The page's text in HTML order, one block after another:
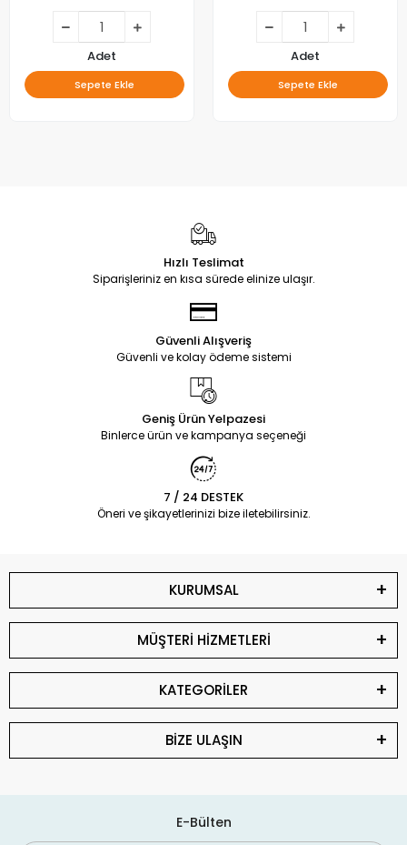
Adet
Sepete Ekle
Adet
Sepete Ekle
Hızlı Teslimat
Siparişleriniz en kısa sürede elinize ulaşır.
Güvenli Alışveriş
Güvenli ve kolay ödeme sistemi
Geniş Ürün Yelpazesi
Binlerce ürün ve kampanya seçeneği
7 / 24 DESTEK
Öneri ve şikayetlerinizi bize iletebilirsiniz.
KURUMSAL
MÜŞTERİ HİZMETLERİ
KATEGORİLER
BİZE ULAŞIN
E-Bülten